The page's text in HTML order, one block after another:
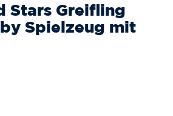
Stars Greifling
Spielzeug mit